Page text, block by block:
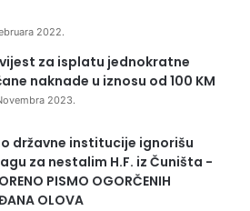
2022.
za isplatu jednokratne
naknade u iznosu od 100 KM
2023.
državne institucije ignorišu
za nestalim H.F. iz Čuništa -
PISMO OGORČENIH
OLOVA